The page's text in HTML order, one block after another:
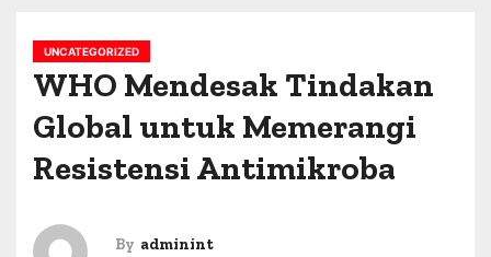
UNCATEGORIZED
WHO Mendesak Tindakan
Global untuk Memerangi
Resistensi Antimikroba
By adminint